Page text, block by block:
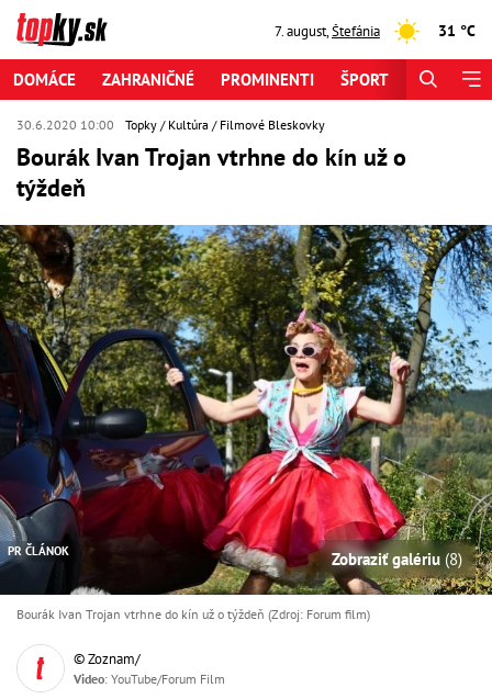
7. august,Štefánia 31 °C
DOMÁCE ZAHRANIČNÉ PROMINENTI ŠPORT
30.6.2020 10:00 Topky Kultúra Filmové Bleskovky
Bourák Ivan Trojan vtrhne do kín už o
týždeň
PR ČLÁNOK Zobraziť galériu (8)
Bourák Ivan Trojan vtrhne do kín už o týždeň (Zdroj: Forum film)
© Zoznam/
Video: YouTube/Forum Film